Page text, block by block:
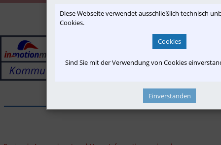
Diese Webseite verwendet ausschließlich technisch
Cookies.
Cookies
Sind Sie mit der Verwendung von Cookies
Einverstanden